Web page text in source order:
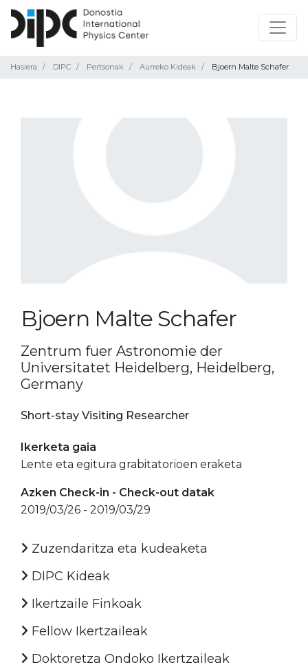
Hasiera DIPC Pertsonak Aurreko Kideak Bjoern Malte Schafer
Bjoern Malte Schafer
Zentrum fuer Astronomie der
Universitatet Heidelberg, Heidelberg,
Germany
Short-stay Visiting Researcher
Ikerketa gaia
Lente eta egitura grabitatorioen eraketa
Azken Check-in - Check-out datak
2019/03/26 - 2019/03/29
Zuzendaritza eta kudeaketa
DIPC Kideak
Ikertzaile Finkoak
Fellow Ikertzaileak
Doktoretza Ondoko Ikertzaileak